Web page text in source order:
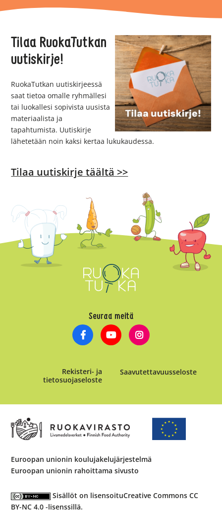
Tilaa RuokaTutkan
uutiskirje!
RuokaTutkan uutiskirjeessä
saat tietoa omalle ryhmällesi
tai luokallesi sopivista uusista
materiaalista ja
tapahtumista. Uutiskirje
lähetetään noin kaksi kertaa lukukaudessa.
Tilaa uutiskirje täältä >>
Seuraa meitä
Rekisteri- ja
tietosuojaseloste
Saavutettavuusseloste
Euroopan unionin koulujakelujärjestelmä
Euroopan unionin rahoittama sivusto
Sisällöt on lisensoituCreative Commons CC
BY-NC 4.0 -lisenssillä.